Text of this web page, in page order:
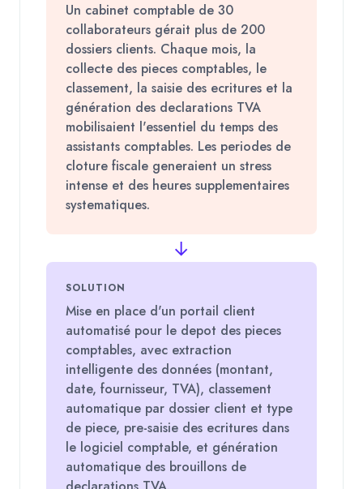
Un cabinet comptable de 30
collaborateurs gérait plus de 200
dossiers clients. Chaque mois, la
collecte des pieces comptables, le
classement, la saisie des ecritures et la
génération des declarations TVA
mobilisaient l'essentiel du temps des
assistants comptables. Les periodes de
cloture fiscale generaient un stress
intense et des heures supplementaires
systematiques.
→
SOLUTION
Mise en place d'un portail client
automatisé pour le depot des pieces
comptables, avec extraction
intelligente des données (montant,
date, fournisseur, TVA), classement
automatique par dossier client et type
de piece, pre-saisie des ecritures dans
le logiciel comptable, et génération
automatique des brouillons de